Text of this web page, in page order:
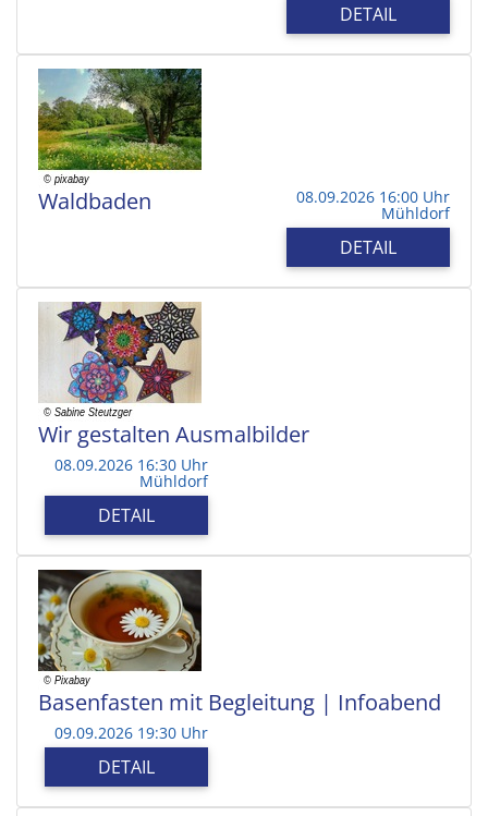
DETAIL
Waldbaden 08.09.2026 16:00 Uhr
Mühldorf
DETAIL
Wir gestalten Ausmalbilder
08.09.2026 16:30 Uhr
Mühldorf
DETAIL
Basenfasten mit Begleitung | Infoabend
09.09.2026 19:30 Uhr
DETAIL